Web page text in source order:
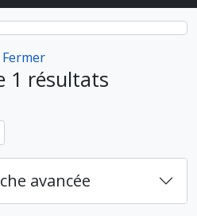
Fermer
1 résultats
avancée